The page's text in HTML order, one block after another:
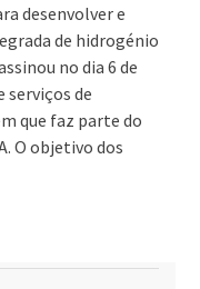
desenvolver e
de hidrogénio
no dia 6 de
de
que faz parte do
O objetivo dos